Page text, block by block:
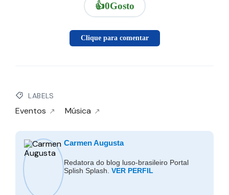
👍0Gosto
Clique para comentar
LABELS
Eventos Música
Carmen Augusta
Redatora do blog luso-brasileiro Portal
Splish Splash.VER PERFIL